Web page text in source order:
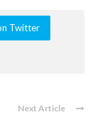
Twitter
Next Article